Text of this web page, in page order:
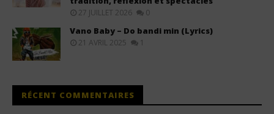
27 JUILLET 2026 0
Vano Baby – Do bandi min (Lyrics)
21 AVRIL 2025 1
RÉCENT COMMENTAIRES